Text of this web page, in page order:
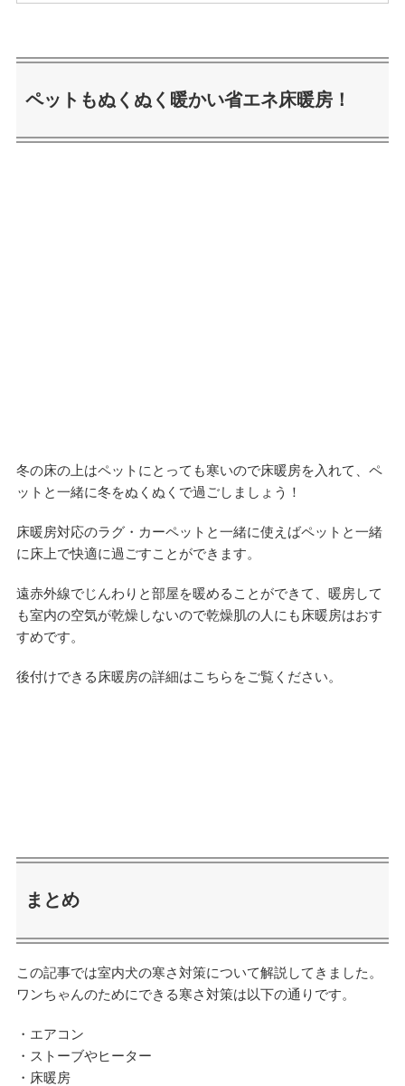
ペットもぬくぬく暖かい省エネ床暖房！
冬の床の上はペットにとっても寒いので床暖房を入れて、ペ
ットと一緒に冬をぬくぬくで過ごしましょう！
床暖房対応のラグ・カーペットと一緒に使えばペットと一緒
に床上で快適に過ごすことができます。
遠赤外線でじんわりと部屋を暖めることができて、暖房して
も室内の空気が乾燥しないので乾燥肌の人にも床暖房はおす
すめです。
後付けできる床暖房の詳細はこちらをご覧ください。
まとめ
この記事では室内犬の寒さ対策について解説してきました。
ワンちゃんのためにできる寒さ対策は以下の通りです。
・エアコン
・ストーブやヒーター
・床暖房